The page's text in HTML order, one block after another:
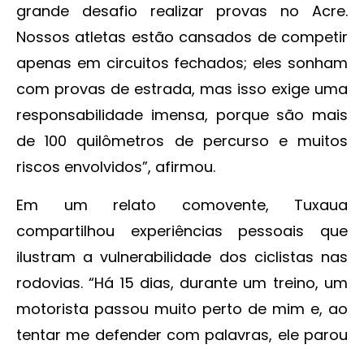
grande desafio realizar provas no Acre.
Nossos atletas estão cansados de competir
apenas em circuitos fechados; eles sonham
com provas de estrada, mas isso exige uma
responsabilidade imensa, porque são mais
de 100 quilômetros de percurso e muitos
riscos envolvidos”, afirmou.
Em um relato comovente, Tuxaua
compartilhou experiências pessoais que
ilustram a vulnerabilidade dos ciclistas nas
rodovias. “Há 15 dias, durante um treino, um
motorista passou muito perto de mim e, ao
tentar me defender com palavras, ele parou